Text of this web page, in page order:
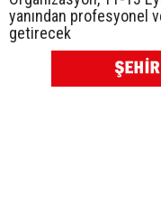
yanından profesyonel
getirecek